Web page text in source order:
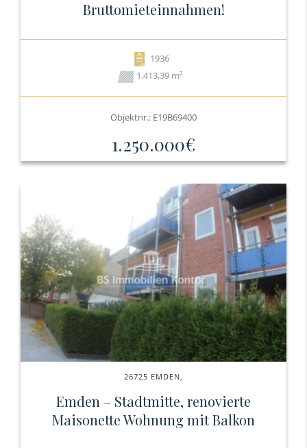
Bruttomieteinnahmen!
1936
1.413,39 m²
Objektnr.: E19B69400
1.250.000€
26725 EMDEN,
Emden – Stadtmitte, renovierte
Maisonette Wohnung mit Balkon